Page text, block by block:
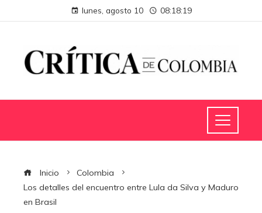
lunes, agosto 10 08:18:20
Inicio
Colombia
Los detalles del encuentro entre Lula da Silva y Maduro
en Brasil